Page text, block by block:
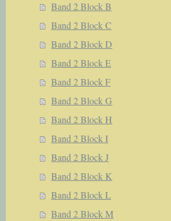
Band 2 Block B
Band 2 Block C
Band 2 Block D
Band 2 Block E
Band 2 Block F
Band 2 Block G
Band 2 Block H
Band 2 Block I
Band 2 Block J
Band 2 Block K
Band 2 Block L
Band 2 Block M